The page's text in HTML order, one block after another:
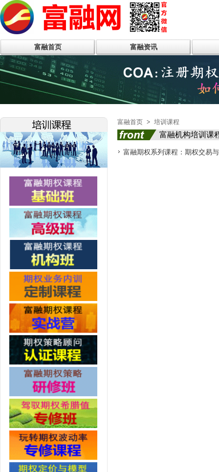
富融首页 富融资讯
富融首页 > 培训课程
富融机构培训课
富融期权系列课程：期权交易